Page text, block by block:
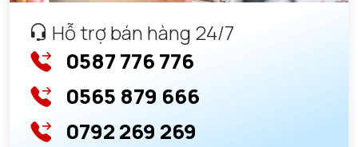
Hỗ trợ bán hàng 24/7
0587 776 776
0565 879 666
0792 269 269